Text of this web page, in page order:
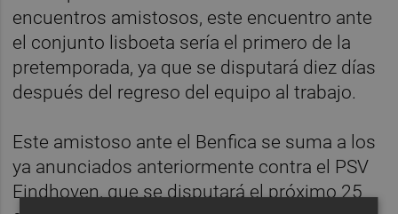
encuentros amistosos, este encuentro ante
el conjunto lisboeta sería el primero de la
pretemporada, ya que se disputará diez días
después del regreso del equipo al trabajo.
Este amistoso ante el Benfica se suma a los
ya anunciados anteriormente contra el PSV
Eindhoven, que se disputará el próximo 25